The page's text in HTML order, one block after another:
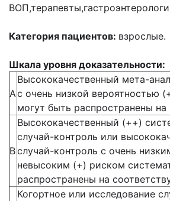
Категория пациентов: взрослые.
Шкала уровня доказательности:
А
Высококачественный мета-
с очень низкой вероятностью
могут быть распространены
В
Высококачественный (++)
случай-контроль или
случай-контроль с очень
невысоким (+) риском
распространены на
Когортное или исследование